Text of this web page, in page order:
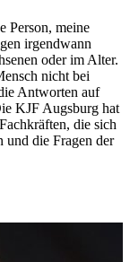
Person, meine
irgendwann
oder im Alter.
nicht bei
Antworten auf
KJF Augsburg hat
die sich
und die Fragen der